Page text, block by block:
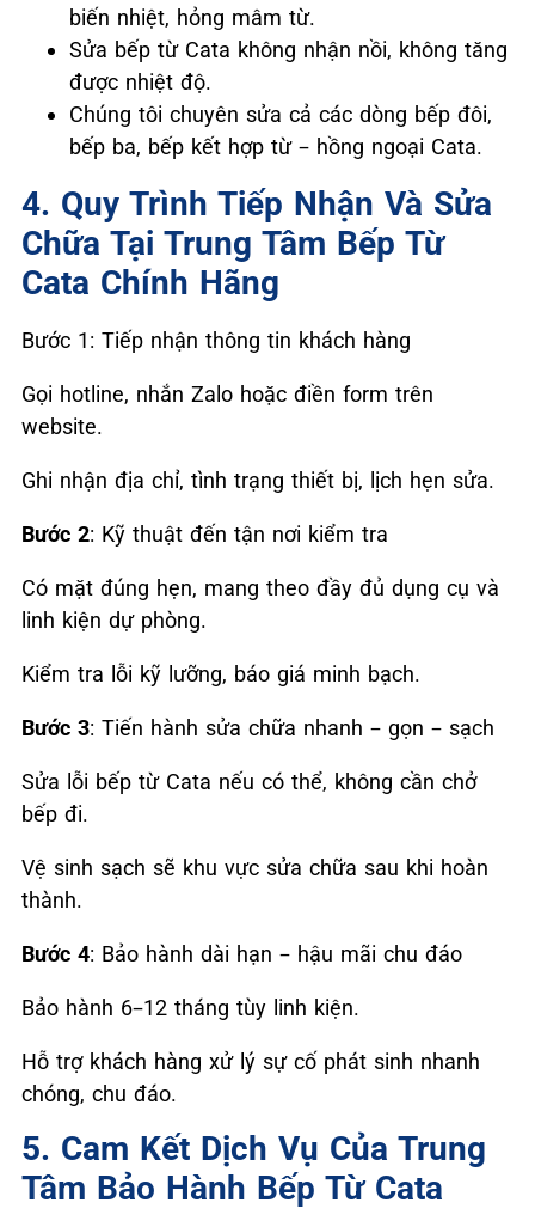
biến nhiệt, hỏng mâm từ.
Sửa bếp từ Cata không nhận nồi, không tăng
được nhiệt độ.
Chúng tôi chuyên sửa cả các dòng bếp đôi,
bếp ba, bếp kết hợp từ – hồng ngoại Cata.
4. Quy Trình Tiếp Nhận Và Sửa
Chữa Tại Trung Tâm Bếp Từ
Cata Chính Hãng
Bước 1: Tiếp nhận thông tin khách hàng
Gọi hotline, nhắn Zalo hoặc điền form trên
website.
Ghi nhận địa chỉ, tình trạng thiết bị, lịch hẹn sửa.
Bước 2: Kỹ thuật đến tận nơi kiểm tra
Có mặt đúng hẹn, mang theo đầy đủ dụng cụ và
linh kiện dự phòng.
Kiểm tra lỗi kỹ lưỡng, báo giá minh bạch.
Bước 3: Tiến hành sửa chữa nhanh – gọn – sạch
Sửa lỗi bếp từ Cata nếu có thể, không cần chở
bếp đi.
Vệ sinh sạch sẽ khu vực sửa chữa sau khi hoàn
thành.
Bước 4: Bảo hành dài hạn – hậu mãi chu đáo
Bảo hành 6–12 tháng tùy linh kiện.
Hỗ trợ khách hàng xử lý sự cố phát sinh nhanh
chóng, chu đáo.
5. Cam Kết Dịch Vụ Của Trung
Tâm Bảo Hành Bếp Từ Cata